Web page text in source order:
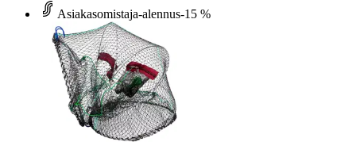
Asiakasomistaja-alennus-15 %